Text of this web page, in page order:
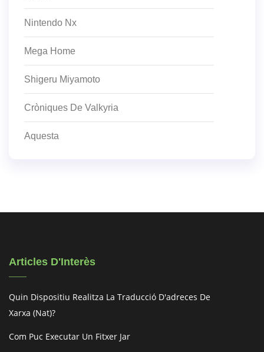
Nintendo Nx
Mega Home
Shigeru Miyamoto
Cròniques De Valkyria
Aquesta
Articles D'Interès
Quin Dispositiu Realitza La Traducció D'adreces De
Xarxa (nat)?
Com Puc Executar Un Fitxer Jar